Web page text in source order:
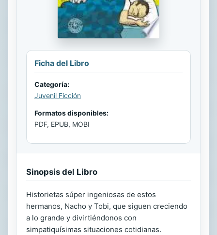
Ficha del Libro
Categoría:
Juvenil Ficción
Formatos disponibles:
PDF, EPUB, MOBI
Sinopsis del Libro
Historietas súper ingeniosas de estos
hermanos, Nacho y Tobi, que siguen creciendo
a lo grande y divirtiéndonos con
simpatiquísimas situaciones cotidianas.